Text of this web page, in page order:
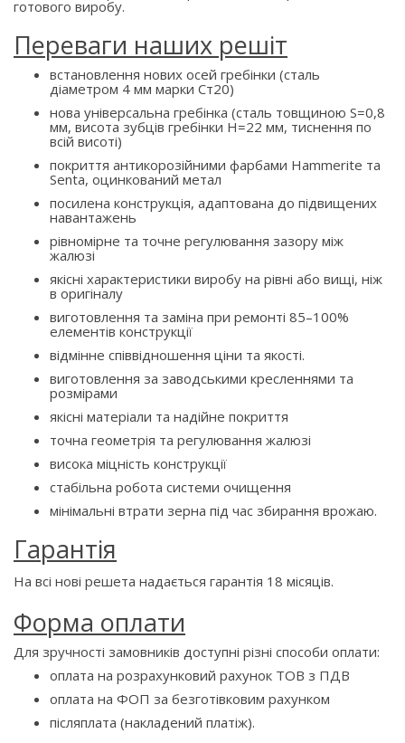
готового виробу.
Переваги наших решіт
встановлення нових осей гребінки (сталь
діаметром 4 мм марки Ст20)
нова універсальна гребінка (сталь товщиною S=0,8
мм, висота зубців гребінки H=22 мм, тиснення по
всій висоті)
покриття антикорозійними фарбами Hammerite та
Senta, оцинкований метал
посилена конструкція, адаптована до підвищених
навантажень
рівномірне та точне регулювання зазору між
жалюзі
якісні характеристики виробу на рівні або вищі, ніж
в оригіналу
виготовлення та заміна при ремонті 85–100%
елементів конструкції
відмінне співвідношення ціни та якості.
виготовлення за заводськими кресленнями та
розмірами
якісні матеріали та надійне покриття
точна геометрія та регулювання жалюзі
висока міцність конструкції
стабільна робота системи очищення
мінімальні втрати зерна під час збирання врожаю.
Гарантія
На всі нові решета надається гарантія 18 місяців.
Форма оплати
Для зручності замовників доступні різні способи оплати:
оплата на розрахунковий рахунок ТОВ з ПДВ
оплата на ФОП за безготівковим рахунком
післяплата (накладений платіж).